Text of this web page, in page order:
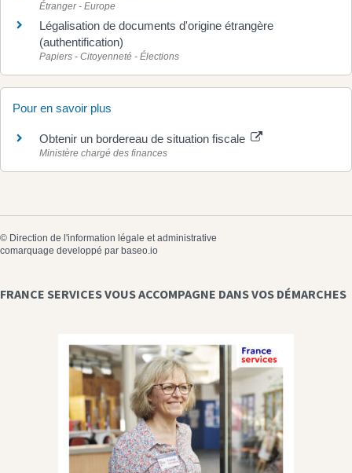
Étranger - Europe
Légalisation de documents d'origine étrangère
(authentification)
Papiers - Citoyenneté - Élections
Pour en savoir plus
Obtenir un bordereau de situation fiscale
Ministère chargé des finances
© Direction de l'information légale et administrative
comarquage developpé par baseo.io
FRANCE SERVICES VOUS ACCOMPAGNE DANS VOS DÉMARCHES